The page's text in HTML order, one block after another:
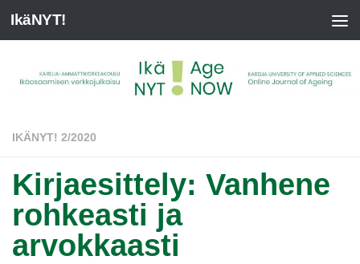
IkäNYT!
IKÄNYT! 2/2020
Kirjaesittely: Vanhene
rohkeasti ja
arvokkaasti